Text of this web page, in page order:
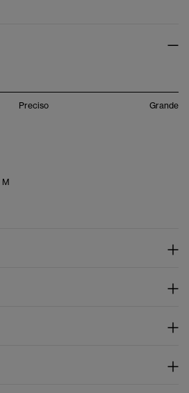
Preciso Grande
M